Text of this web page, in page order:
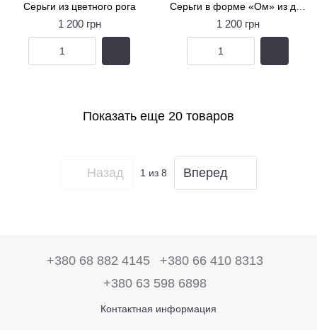
Серьги из цветного рога
1 200 грн 1 200 грн
Показать еще 20 товаров
Назад 1 из 8 Вперед
+380 68 882 4145
+380 66 410 8313
+380 63 598 6898
Контактная информация